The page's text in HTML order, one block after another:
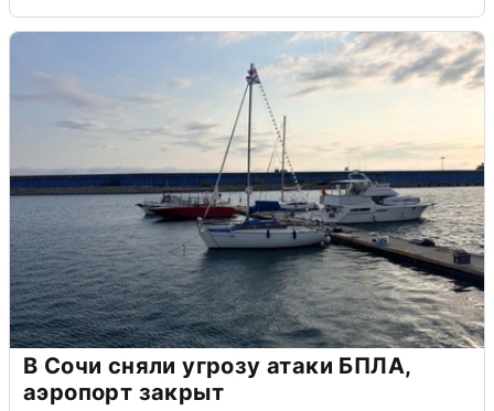
В Сочи сняли угрозу атаки БПЛА,
аэропорт закрыт